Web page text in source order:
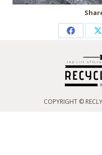
X
COPYRIGHT ©